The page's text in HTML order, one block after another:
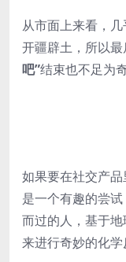
从市面上来看，
开疆辟土，所以
吧”结束也不足为奇
如果要在社交产
是一个有趣的尝
而过的人，基于
来进行奇妙的化学